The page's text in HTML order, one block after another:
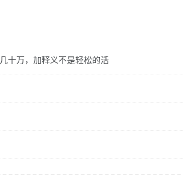
十万，加释义不是轻松的活